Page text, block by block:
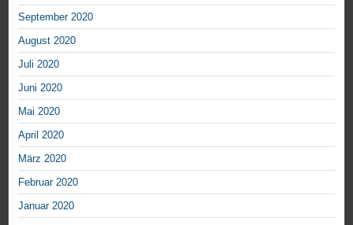
September 2020
August 2020
Juli 2020
Juni 2020
Mai 2020
April 2020
März 2020
Februar 2020
Januar 2020